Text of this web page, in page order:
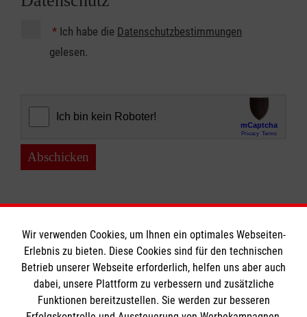
* Ich habe die Datenschutzbestimmungen
gelesen.
Abschicken
Informationen
Wir verwenden Cookies, um Ihnen ein optimales Webseiten-
Erlebnis zu bieten. Diese Cookies sind für den technischen
Betrieb unserer Webseite erforderlich, helfen uns aber auch
dabei, unsere Plattform zu verbessern und zusätzliche
Funktionen bereitzustellen. Sie werden zur besseren